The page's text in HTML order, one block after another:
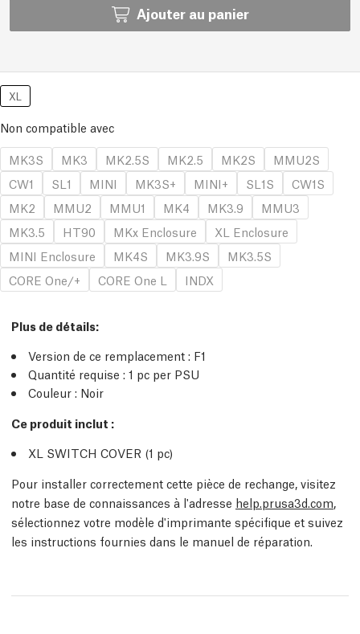
Ajouter au panier
XL
Non compatible avec
MK3S
MK3 MK2.5S MK2.5 MK2S
MMU2S
CW1
SL1 MINI MK3S+ MINI+ SL1S
CW1S
MK2
MMU2 MMU1 MK4 MK3.9
MMU3
MK3.5
HT90 MKx Enclosure
XL Enclosure
MINI Enclosure
MK4S MK3.9S
MK3.5S
CORE One/+
CORE One L INDX
Plus de détails:
Version de ce remplacement : F1
Quantité requise : 1 pc per PSU
Couleur : Noir
Ce produit inclut :
XL SWITCH COVER (1 pc)
Pour installer correctement cette pièce de rechange, visitez
notre base de connaissances à l'adresse help.prusa3d.com,
sélectionnez votre modèle d'imprimante spécifique et suivez
les instructions fournies dans le manuel de réparation.